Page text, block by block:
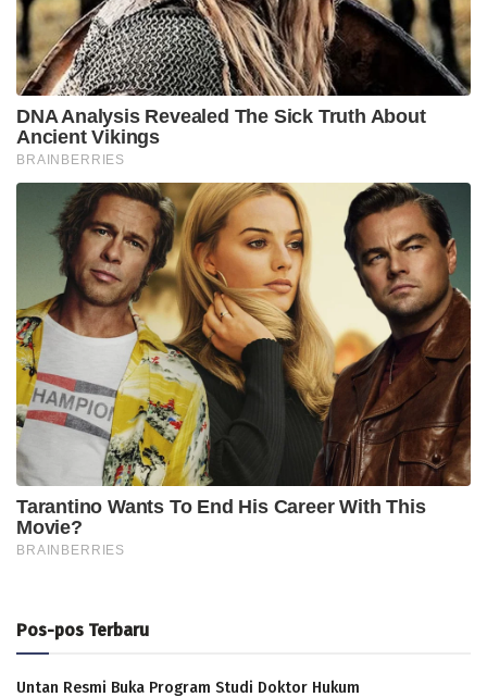
Pos-pos Terbaru
Untan Resmi Buka Program Studi Doktor Hukum